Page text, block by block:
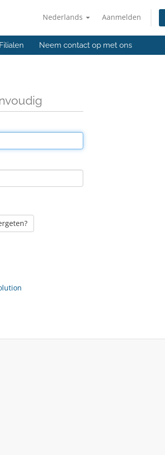
Nederlands Aanmelden
Filialen Neem contact op met ons